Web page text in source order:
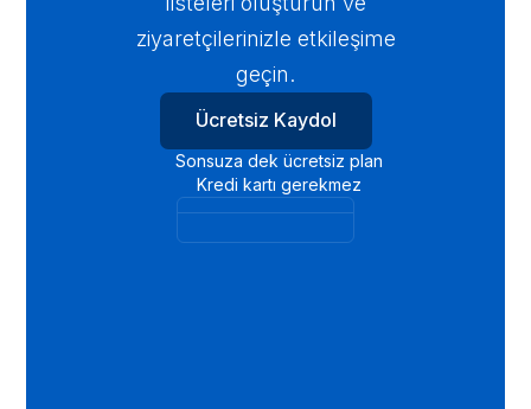
ziyaretçilerinizle etkileşime
geçin.
Ücretsiz Kaydol
Sonsuza dek ücretsiz plan
Kredi kartı gerekmez